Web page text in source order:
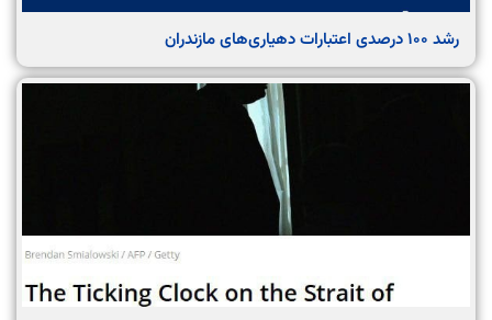
رشد ۱۰۰ درصدی اعتبارات دهیاری‌های مازندران